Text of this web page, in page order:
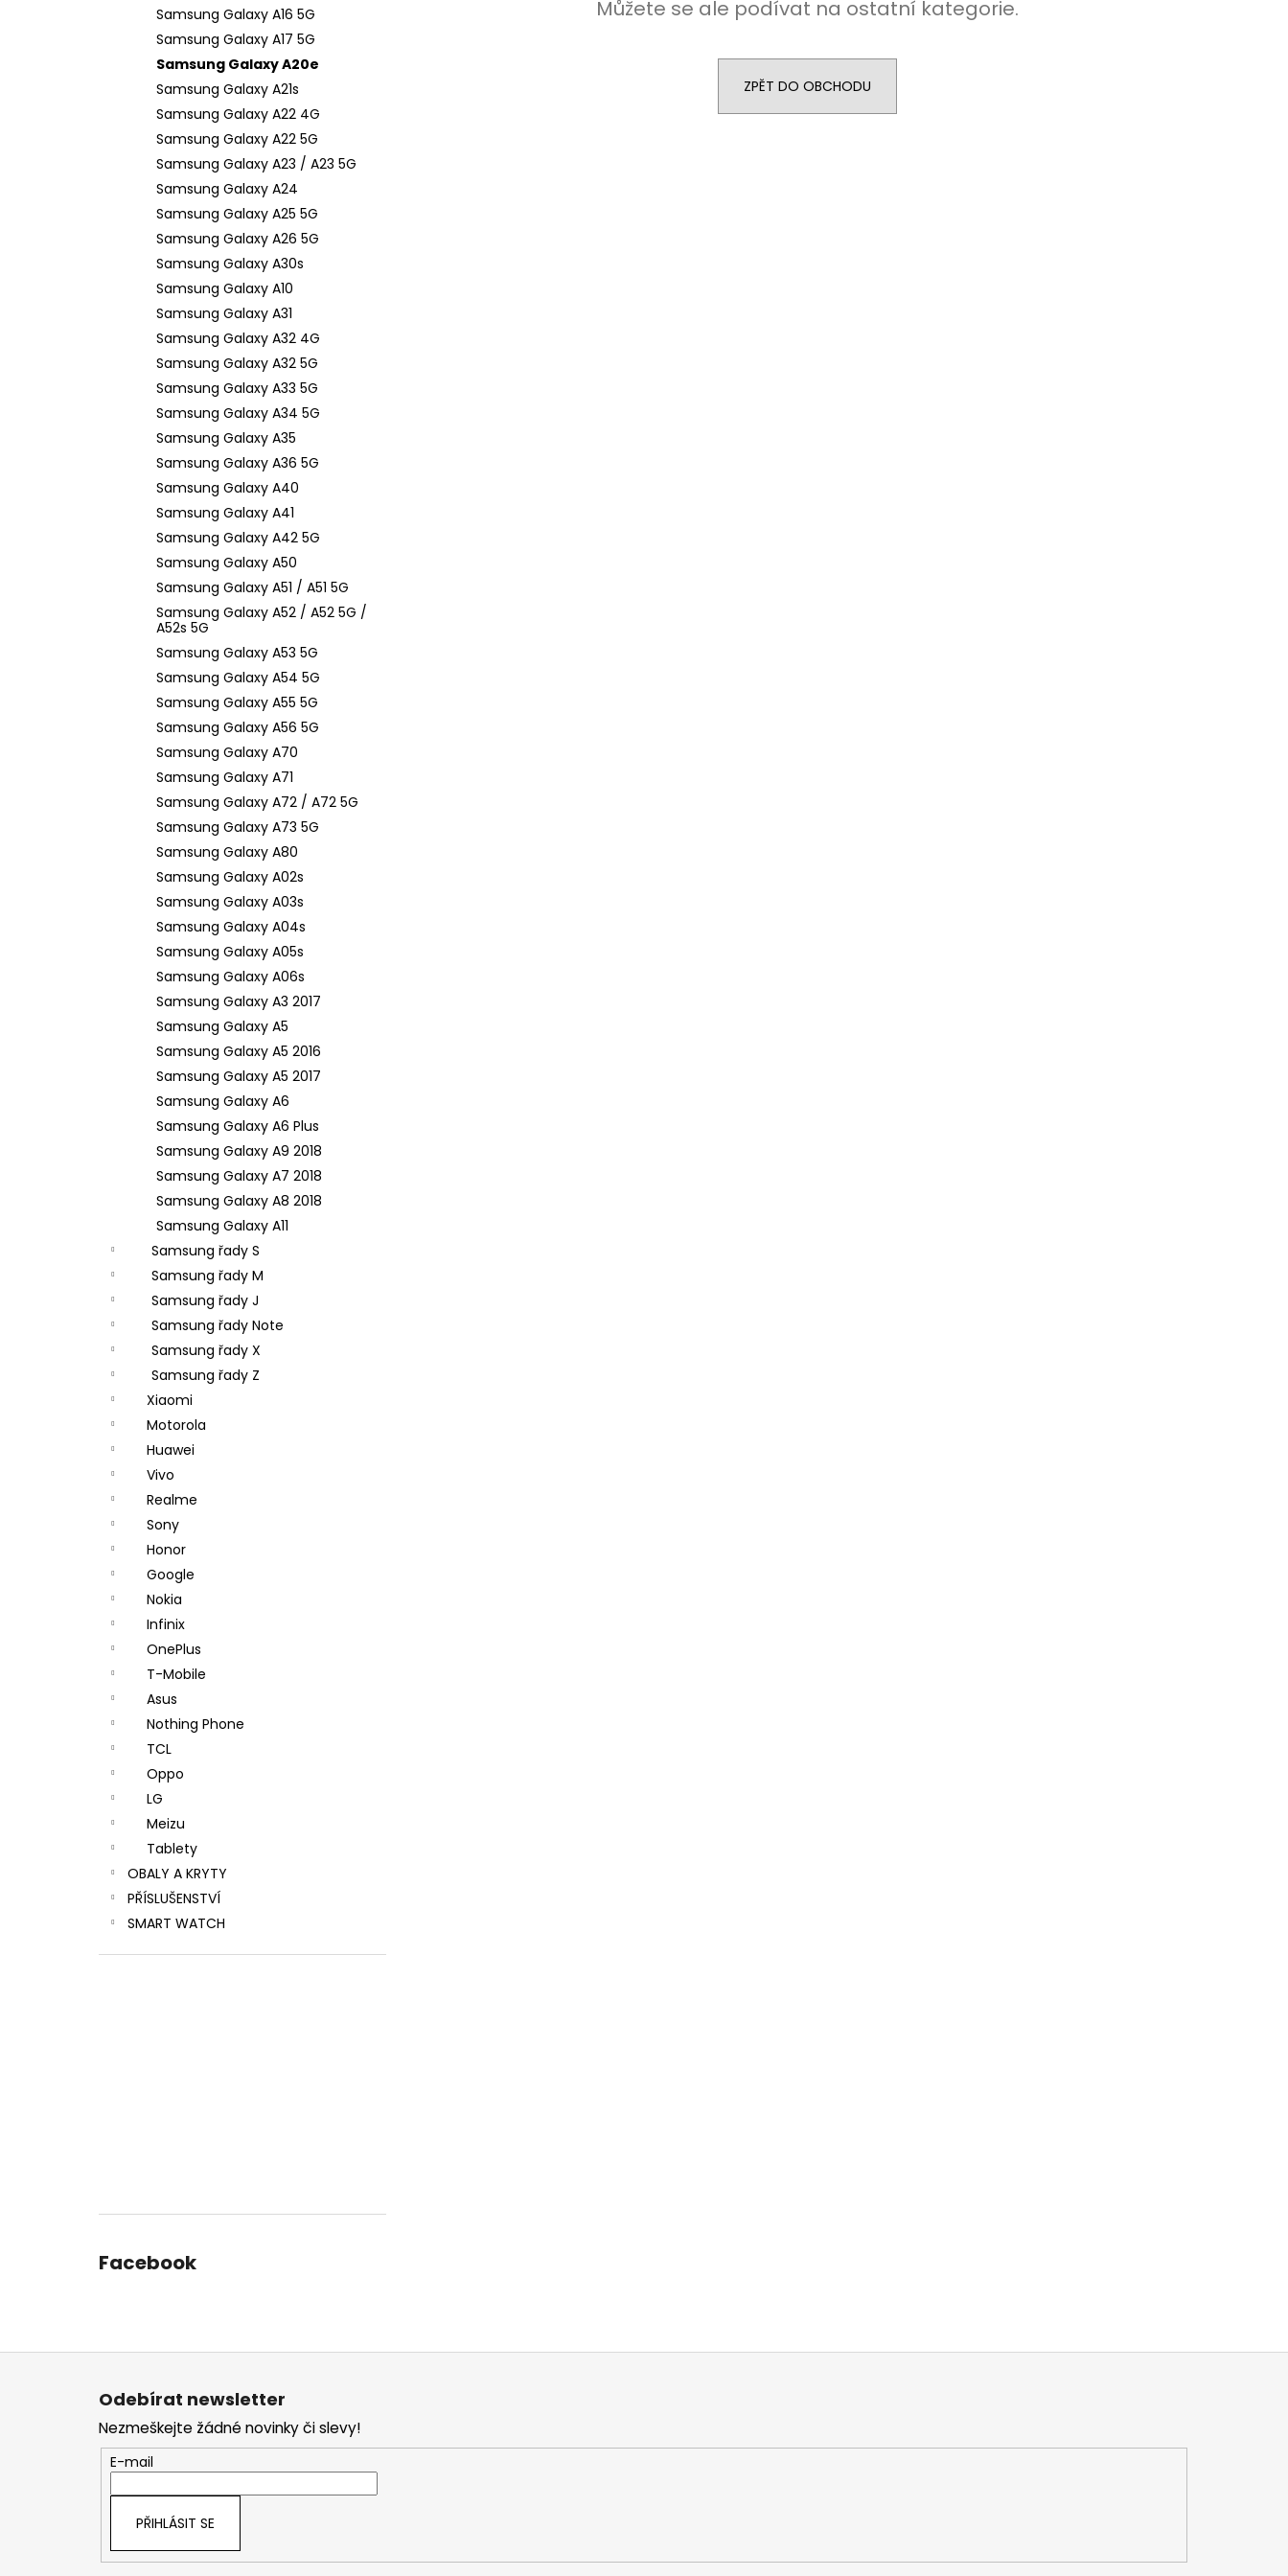
Samsung Galaxy A16 5G
Samsung Galaxy A17 5G
Samsung Galaxy A20e
Samsung Galaxy A21s
Samsung Galaxy A22 4G
Samsung Galaxy A22 5G
Samsung Galaxy A23 / A23 5G
Samsung Galaxy A24
Samsung Galaxy A25 5G
Samsung Galaxy A26 5G
Samsung Galaxy A30s
Samsung Galaxy A10
Samsung Galaxy A31
Samsung Galaxy A32 4G
Samsung Galaxy A32 5G
Samsung Galaxy A33 5G
Samsung Galaxy A34 5G
Samsung Galaxy A35
Samsung Galaxy A36 5G
Samsung Galaxy A40
Samsung Galaxy A41
Samsung Galaxy A42 5G
Samsung Galaxy A50
Samsung Galaxy A51 / A51 5G
Samsung Galaxy A52 / A52 5G /
A52s 5G
Samsung Galaxy A53 5G
Samsung Galaxy A54 5G
Samsung Galaxy A55 5G
Samsung Galaxy A56 5G
Samsung Galaxy A70
Samsung Galaxy A71
Samsung Galaxy A72 / A72 5G
Samsung Galaxy A73 5G
Samsung Galaxy A80
Samsung Galaxy A02s
Samsung Galaxy A03s
Samsung Galaxy A04s
Samsung Galaxy A05s
Samsung Galaxy A06s
Samsung Galaxy A3 2017
Samsung Galaxy A5
Samsung Galaxy A5 2016
Samsung Galaxy A5 2017
Samsung Galaxy A6
Samsung Galaxy A6 Plus
Samsung Galaxy A9 2018
Samsung Galaxy A7 2018
Samsung Galaxy A8 2018
Samsung Galaxy A11
Samsung řady S
Samsung řady M
Samsung řady J
Samsung řady Note
Samsung řady X
Samsung řady Z
Xiaomi
Motorola
Huawei
Vivo
Realme
Sony
Honor
Google
Nokia
Infinix
OnePlus
T-Mobile
Asus
Nothing Phone
TCL
Oppo
LG
Meizu
Tablety
OBALY A KRYTY
PŘÍSLUŠENSTVÍ
SMART WATCH
Facebook
Můžete se ale podívat na ostatní kategorie.
ZPĚT DO OBCHODU
Odebírat newsletter
Nezmeškejte žádné novinky či slevy!
E-mail
PŘIHLÁSIT SE